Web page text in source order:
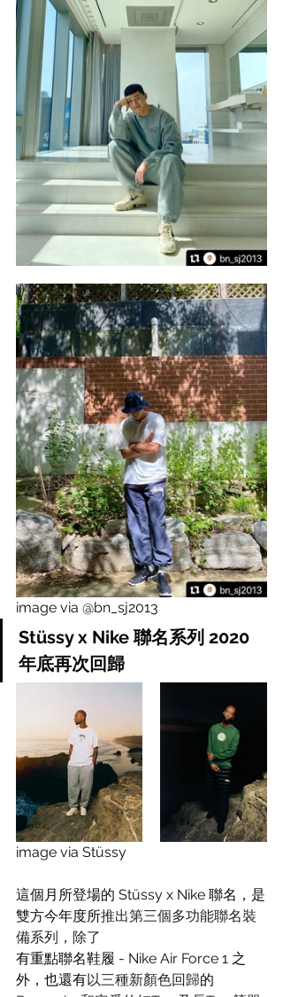
image via @bn_sj2013
Stüssy x Nike 聯名系列 2020
年底再次回歸
image via Stüssy
這個月所登場的 Stüssy x Nike 聯名，是
雙方今年度所推出第三個多功能聯名裝
備系列，除了
有重點聯名鞋履 - Nike Air Force 1 之
外，也還有以三種新顏色回歸的